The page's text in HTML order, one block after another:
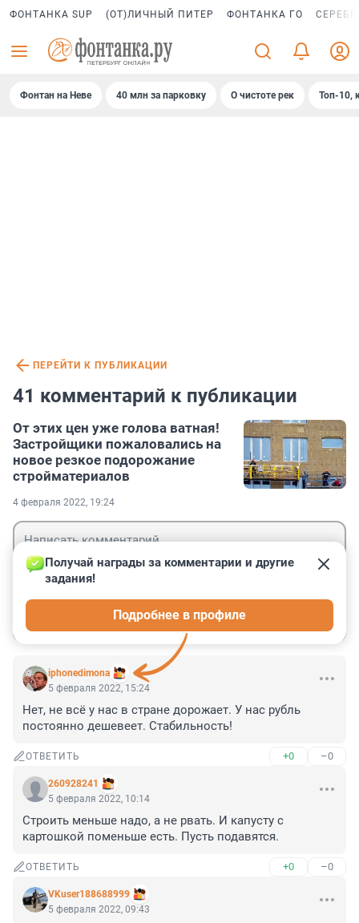
ФОНТАНКА SUP (ОТ)ЛИЧНЫЙ ПИТЕР ФОНТАНКА ГО
Фонтан на Неве 40 млн за парковку О чистоте рек Топ-10,
ПЕРЕЙТИ К ПУБЛИКАЦИИ
41 комментарий к публикации
От этих цен уже голова ватная!
Застройщики пожаловались на
новое резкое подорожание
стройматериалов
4 февраля 2022, 19:24
iphonedimona
Получай награды за комментарии и другие
задания!
Подробнее в профиле
5 февраля 2022, 15:24
Нет, не всё у нас в стране дорожает. У нас рубль
постоянно дешевеет. Стабильность!
ОТВЕТИТЬ +0 –0
260928241
5 февраля 2022, 10:14
Строить меньше надо, а не рвать. И капусту с
картошкой поменьше есть. Пусть подавятся.
ОТВЕТИТЬ +0 –0
VKuser188688999
5 февраля 2022, 09:43